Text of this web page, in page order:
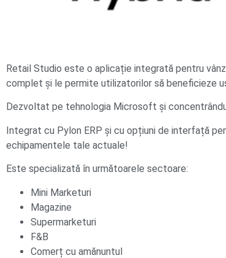
Retail Studio este o aplicație integrată pentru
complet și le permite utilizatorilor să beneficieze
Dezvoltat pe tehnologia Microsoft și
Integrat cu Pylon ERP și cu opțiuni de interfață
echipamentele tale actuale!
Este specializată în următoarele sectoare:
Mini Marketuri
Magazine
Supermarketuri
F&B
Comerț cu amănuntul